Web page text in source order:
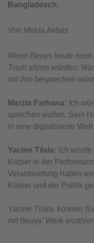
Bangladesch.
Von Melda Akbas
Wenn Beuys heute
Tisch sitzen würden:
mit ihm besprechen
Marzia Farhana: Ich
sprechen wollen. Sein
in eine digitalisierte
Yacine Tilala: Ich
Körper in der
Verantwortung haben
Körper und der Politik
Yacine Tilala, können
mit Beuys’ Werk